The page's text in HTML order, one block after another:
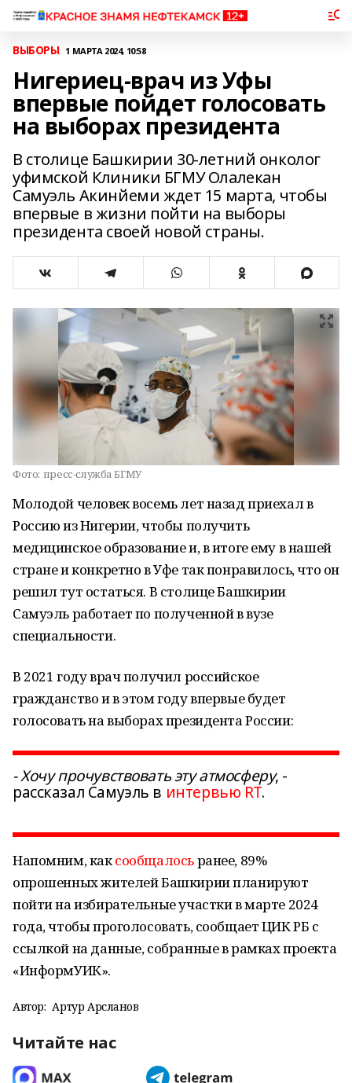
ВЫБОРЫ 1 МАРТА 2024, 10:58
Нигериец-врач из Уфы
впервые пойдет голосовать
на выборах президента
В столице Башкирии 30-летний онколог
уфимской Клиники БГМУ Олалекан
Самуэль Акинйеми ждет 15 марта, чтобы
впервые в жизни пойти на выборы
президента своей новой страны.
Фото: пресс-служба БГМУ
Молодой человек восемь лет назад приехал в
Россию из Нигерии, чтобы получить
медицинское образование и, в итоге ему в нашей
стране и конкретно в Уфе так понравилось, что он
решил тут остаться. В столице Башкирии
Самуэль работает по полученной в вузе
специальности.
В 2021 году врач получил российское
гражданство и в этом году впервые будет
голосовать на выборах президента России:
- Хочу прочувствовать эту атмосферу, -
рассказал Самуэль в интервью RT.
Напомним, каксообщалосьранее, 89%
опрошенных жителей Башкирии планируют
пойти на избирательные участки в марте 2024
года, чтобы проголосовать, сообщает ЦИК РБ с
ссылкой на данные, собранные в рамках проекта
«ИнформУИК».
Автор: Артур Арсланов
Читайте нас